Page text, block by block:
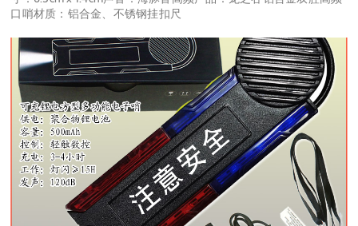
口哨材质：铝合金、不锈钢挂扣尺